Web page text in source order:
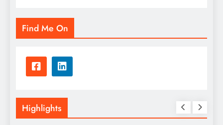
Find Me On
Highlights